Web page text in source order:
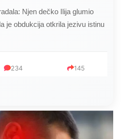
ona ga kupala, pelene mu
po čokoladu..
321 234